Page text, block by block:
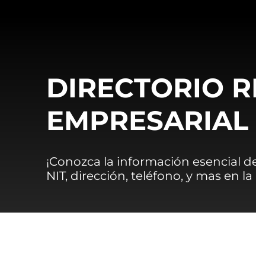
DIRECTORIO
EMPRESARIAL
¡Conozca la información esencial
NIT, dirección, teléfono, y mas en